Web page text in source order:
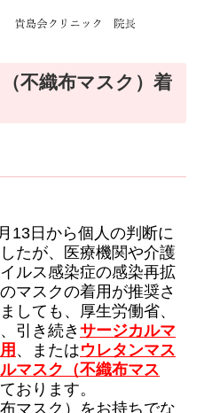
不織布マスク）着
月 13日から個人の判断に
たが、医療機関や介護
ルス感染症の感染再拡
マスクの着用が推奨さ
しても、厚生労働省、
引き続き サージカルマ
、またはウレタンマス
マスク（不織布マス
おります。
マスク）をお持ちでな